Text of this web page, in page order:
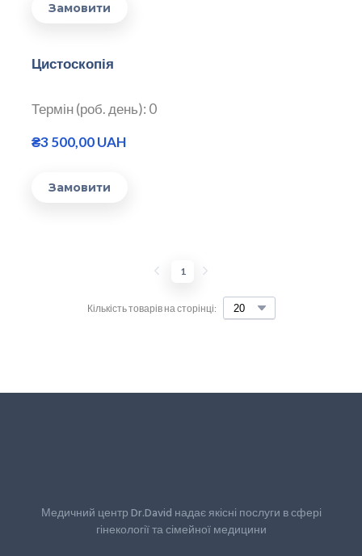
Замовити
Цистоскопія
Термін (роб. день): 0
₴3 500,00 UAH
Замовити
Кількість товарів на сторінці:
1
Медичний центр Dr.David надає якісні послуги в сфері
гінекології та сімейної медицини